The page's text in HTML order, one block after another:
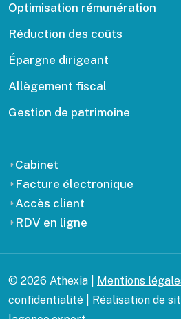
Optimisation rémunération
Réduction des coûts
Épargne dirigeant
Allègement fiscal
Gestion de patrimoine
Cabinet
Facture électronique
Accès client
RDV en ligne
© 2026 Athexia | Mentions
confidentialité | Réalisation de